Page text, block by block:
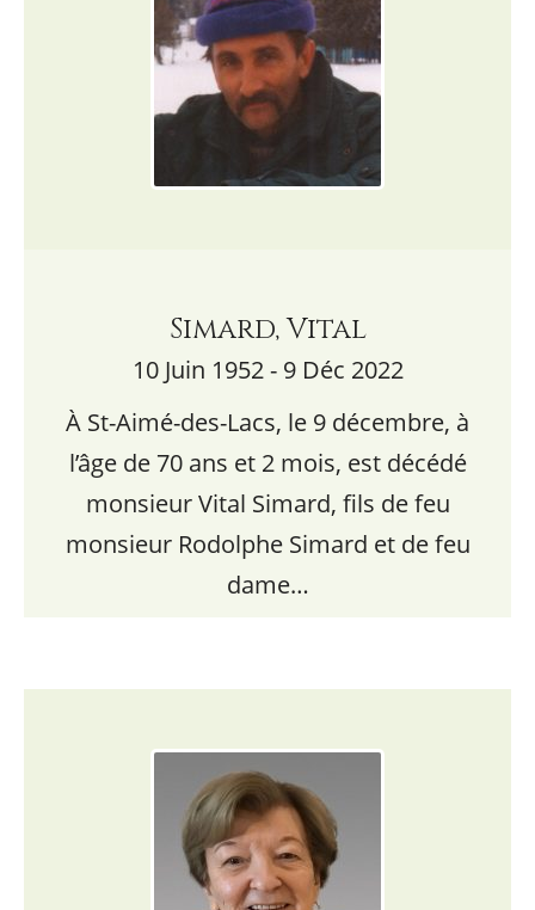
Simard, Vital
10 Juin 1952 - 9 Déc 2022
À St-Aimé-des-Lacs, le 9 décembre, à
l’âge de 70 ans et 2 mois, est décédé
monsieur Vital Simard, fils de feu
monsieur Rodolphe Simard et de feu
dame…